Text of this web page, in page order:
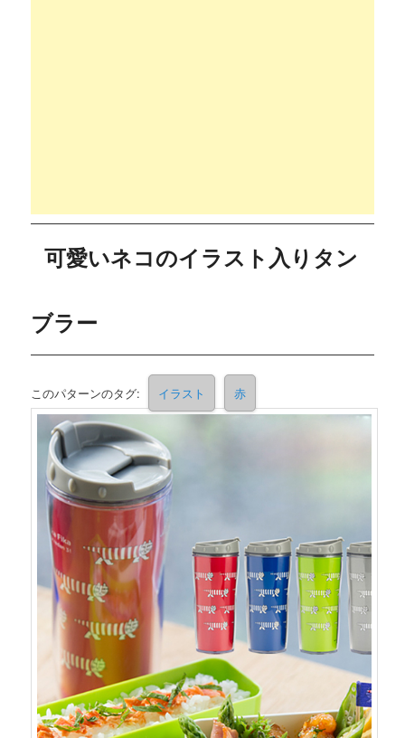
可愛いネコのイラスト入りタン
ブラー
このパターンのタグ: イラスト 赤